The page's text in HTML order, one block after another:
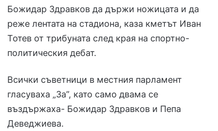
Божидар Здравков да държи ножицата и да
реже лентата на стадиона, каза кметът Иван
Тотев от трибуната след края на спортно-
политическия дебат.
Всички съветници в местния парламент
гласуваха „За”, като само двама се
въздържаха- Божидар Здравков и Пепа
Деведжиева.